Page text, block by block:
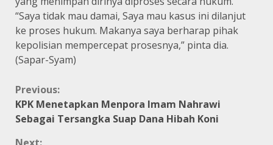
“Saya tidak mau damai, Saya mau kasus ini dilanjut
ke proses hukum. Makanya saya berharap pihak
kepolisian mempercepat prosesnya,” pinta dia.
(Sapar-Syam)
Continue
Reading
Previous:
KPK Menetapkan Menpora Imam Nahrawi
Sebagai Tersangka Suap Dana Hibah Koni